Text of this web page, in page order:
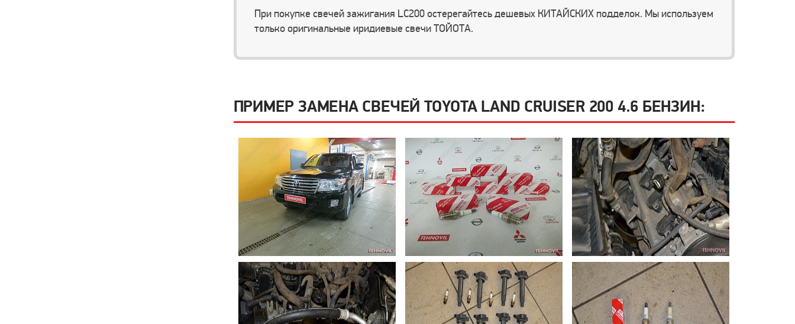
При покупке свечей зажигания LC200 остерегайтесь дешевых КИТАЙСКИХ подделок. Мы используем
только оригинальные иридиевые свечи ТОЙОТА.
ПРИМЕР ЗАМЕНА СВЕЧЕЙ TOYOTA LAND CRUISER 200 4.6 БЕНЗИН: